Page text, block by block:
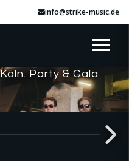
info@strike-music.de
Party & Gala